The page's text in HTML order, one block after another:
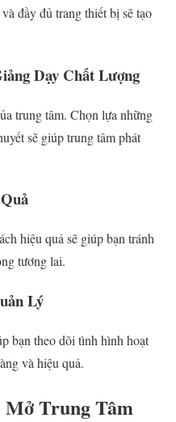
đầy đủ trang thiết bị sẽ tạo
Dạy Chất Lượng
trung tâm. Chọn lựa những
sẽ giúp trung tâm phát
hiệu quả sẽ giúp bạn tránh
tương lai.
Lý
bạn theo dõi tình hình hoạt
và hiệu quả.
Trung Tâm